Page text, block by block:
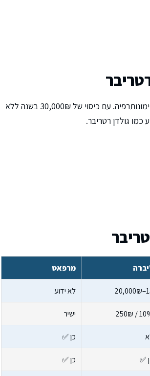
, ניתוחי גידולים, הקרנות ואימונותרפיה. עם כיסוי של 30,000₪ בשנה ללא
גולדן רטריבר.
מרפאט
לא ידוע
10% / ישיר
כן ✅
✅ כן ✅